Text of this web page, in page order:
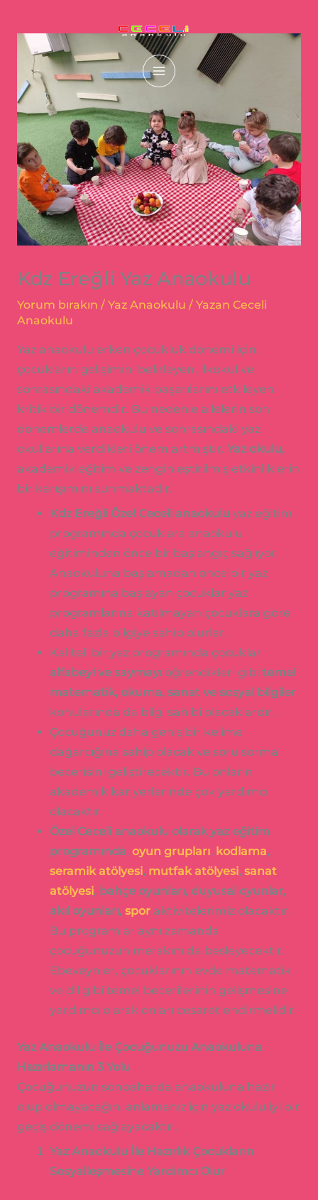
Kdz Ereğli Yaz Anaokulu
Yorum bırakın / Yaz Anaokulu / Yazan Ceceli
Anaokulu
Yaz anaokulu erken çocukluk dönemi için,
çocukların gelişimini belirleyen, ilkokul ve
sonrasındaki akademik başarılarını etkileyen
kritik bir dönemdir. Bu nedenle ailelerin son
dönemlerde anaokulu ve sonrasındaki yaz
okullarına verdikleri önem artmıştır. Yaz okulu,
akademik eğitim ve zenginleştirilmiş etkinliklerin
bir karışımını sunmaktadır.
Kdz Ereğli Özel Ceceli anaokulu yaz eğitim
programında çocuklara anaokulu
eğitiminden önce bir başlangıç ​​sağlıyor.
Anaokuluna başlamadan önce bir yaz
programına başlayan çocuklar yaz
programlarına katılmayan çocuklara göre
daha fazla bilgiye sahip olurlar.
Kaliteli bir yaz programında çocuklar
alfabeyi ve saymayı öğrendikleri gibitemel
matematik, okuma, sanat ve sosyal bilgiler
konularında da bilgi sahibi olacaklardır.
Çocuğunuz daha geniş bir kelime
dağarcığına sahip olacak ve soru sorma
becerisini geliştirecektir. Bu onların
akademik kariyerlerinde çok yardımcı
olacaktır.
Özel Ceceli anaokulu olarak yaz eğitim
programında,oyun grupları, kodlama,
seramik atölyesi, mutfak atölyesi,sanat
atölyesi, bahçe oyunları, duyusal oyunlar,
akıl oyunları,spor aktivitelerimiz olacaktır.
Bu programlar aynı zamanda
çocuğunuzun merakını da besleyecektir.
Ebeveynler, çocuklarının evde matematik
ve dil gibi temel becerilerinin gelişmesine
yardımcı olarak onları cesaretlendirmelidir.
Yaz Anaokulu İle Çocuğunuzu Anaokuluna
Hazırlamanın 3 Yolu
Çocuğunuzun sonbaharda anaokuluna hazır
olup olmayacağını anlamanız için yaz okulu iyi bir
geçiş dönemi sağlayacaktır.
Yaz Anaokulu İle Hazırlık Çocukların
Sosyalleşmesine Yardımcı Olur